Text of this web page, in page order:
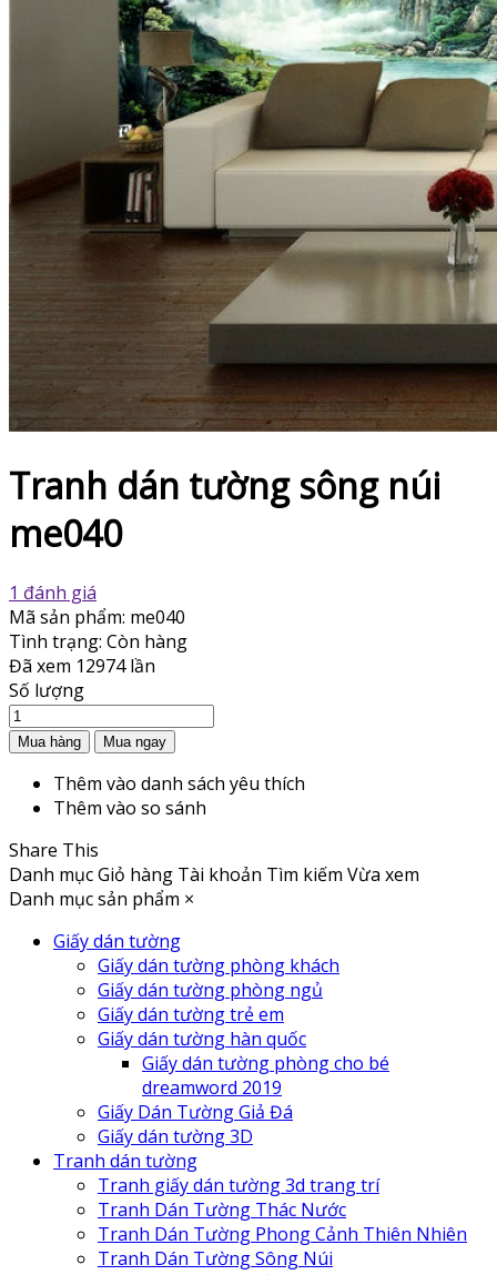
Tranh dán tường sông núi
me040
1 đánh giá
Mã sản phẩm: me040
Tình trạng: Còn hàng
Đã xem 12974 lần
Số lượng
Thêm vào danh sách yêu thích
Thêm vào so sánh
Share This
Danh mụcGiỏ hàng Tài khoản Tìm kiếm Vừa xem
Danh mục sản phẩm ×
Giấy dán tường
Giấy dán tường phòng khách
Giấy dán tường phòng ngủ
Giấy dán tường trẻ em
Giấy dán tường hàn quốc
Giấy dán tường phòng cho bé
dreamword 2019
Giấy Dán Tường Giả Đá
Giấy dán tường 3D
Tranh dán tường
Tranh giấy dán tường 3d trang trí
Tranh Dán Tường Thác Nước
Tranh Dán Tường Phong Cảnh Thiên Nhiên
Tranh Dán Tường Sông Núi